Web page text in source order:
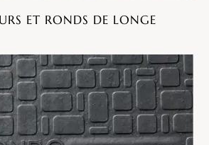
ET RONDS DE LONGE